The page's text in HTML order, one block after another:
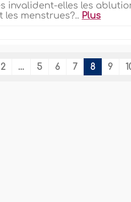
invalident-elles les
menstrues?.. Plus
2 ... 5 6 7 8 9